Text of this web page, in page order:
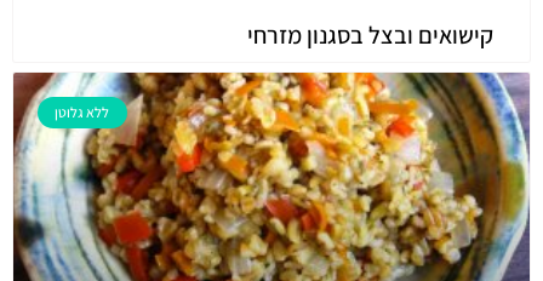
קישואים ובצל בסגנון מזרחי
ללא גלוטן